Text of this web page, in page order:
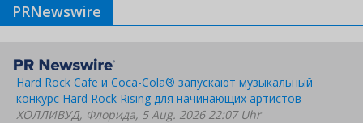
PRNewswire
Hard Rock Cafe и Coca-Cola® запускают музыкальный
конкурс Hard Rock Rising для начинающих артистов
ХОЛЛИВУД, Флорида, 5 Aug. 2026 22:07 Uhr